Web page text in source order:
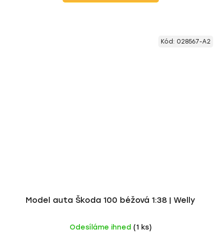
Model auta Škoda 100 béžová 1:38 | Welly
Odesíláme ihned (1 ks)
Kód: 028567-A2